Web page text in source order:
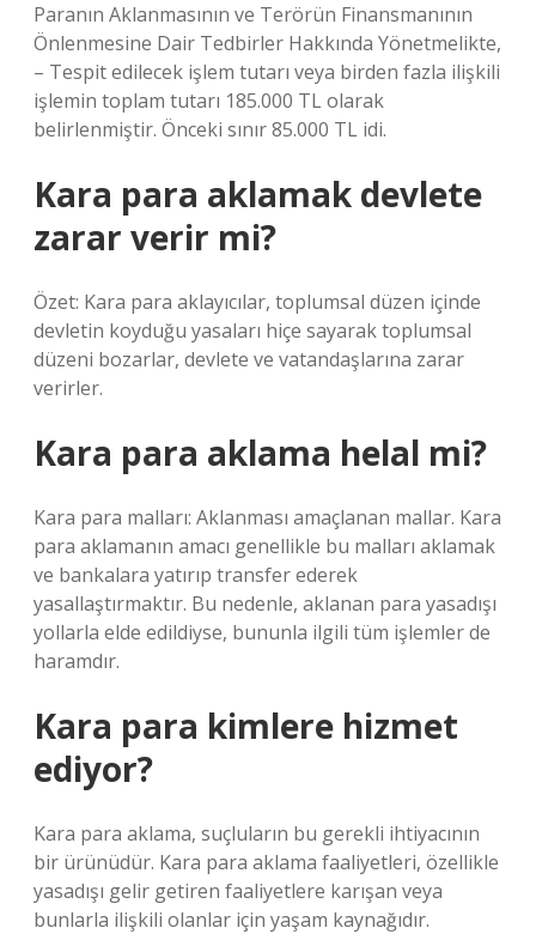
Paranın Aklanmasının ve Terörün Finansmanının
Önlenmesine Dair Tedbirler Hakkında Yönetmelikte,
– Tespit edilecek işlem tutarı veya birden fazla ilişkili
işlemin toplam tutarı 185.000 TL olarak
belirlenmiştir. Önceki sınır 85.000 TL idi.
Kara para aklamak devlete
zarar verir mi?
Özet: Kara para aklayıcılar, toplumsal düzen içinde
devletin koyduğu yasaları hiçe sayarak toplumsal
düzeni bozarlar, devlete ve vatandaşlarına zarar
verirler.
Kara para aklama helal mi?
Kara para malları: Aklanması amaçlanan mallar. Kara
para aklamanın amacı genellikle bu malları aklamak
ve bankalara yatırıp transfer ederek
yasallaştırmaktır. Bu nedenle, aklanan para yasadışı
yollarla elde edildiyse, bununla ilgili tüm işlemler de
haramdır.
Kara para kimlere hizmet
ediyor?
Kara para aklama, suçluların bu gerekli ihtiyacının
bir ürünüdür. Kara para aklama faaliyetleri, özellikle
yasadışı gelir getiren faaliyetlere karışan veya
bunlarla ilişkili olanlar için yaşam kaynağıdır.